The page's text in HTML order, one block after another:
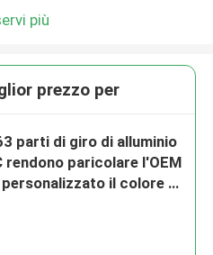
più
prezzo per
parti di giro di alluminio
rendono paricolare l'OEM
personalizzato il colore di